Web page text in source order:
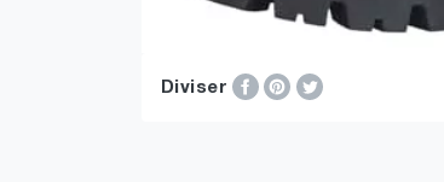
Diviser